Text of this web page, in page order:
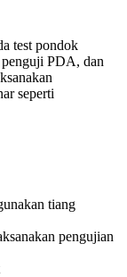
test pondok
PDA, dan
seperti
tiang
pengujian